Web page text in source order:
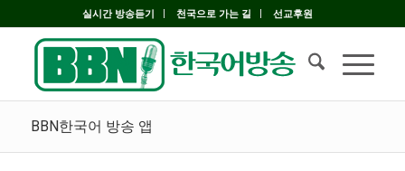
실시간 방송듣기 천국으로 가는 길 선교후원
BBN한국어 방송 앱